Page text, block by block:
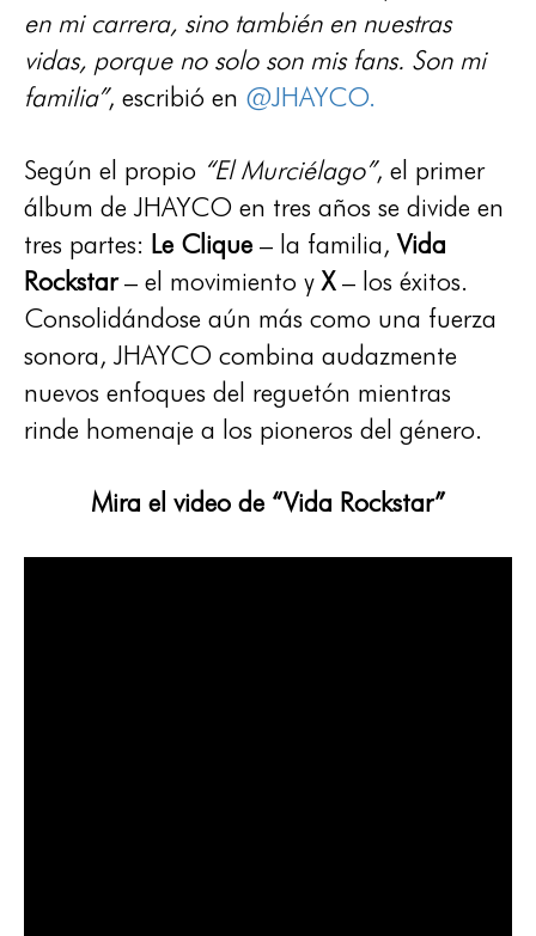
en mi carrera, sino también en nuestras
vidas, porque no solo son mis fans. Son mi
familia”, escribió en @JHAYCO.
Según el propio “El Murciélago”, el primer
álbum de JHAYCO en tres años se divide en
tres partes: Le Clique – la familia,Vida
Rockstar– el movimiento y X– los éxitos.
Consolidándose aún más como una fuerza
sonora, JHAYCO combina audazmente
nuevos enfoques del reguetón mientras
rinde homenaje a los pioneros del género.
Mira el video de “Vida Rockstar”